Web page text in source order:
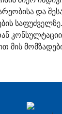
და
მის